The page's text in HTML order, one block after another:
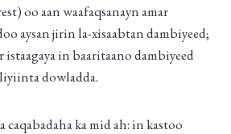
oo aan waafaqsanayn amar
aysan jirin la-xisaabtan dambiyeed;
istaagaya in baaritaano dambiyeed
dowladda.
caqabadaha ka mid ah: in kastoo